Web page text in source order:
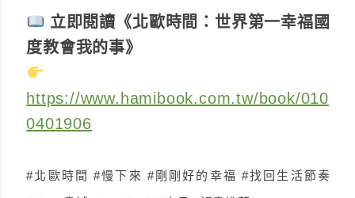
立即閱讀《北歐時間：世界第一幸福國
度教會我的事》
https://www.hamibook.com.tw/book/010
0401906
#北歐時間 #慢下來 #剛剛好的幸福 #找回生活節奏